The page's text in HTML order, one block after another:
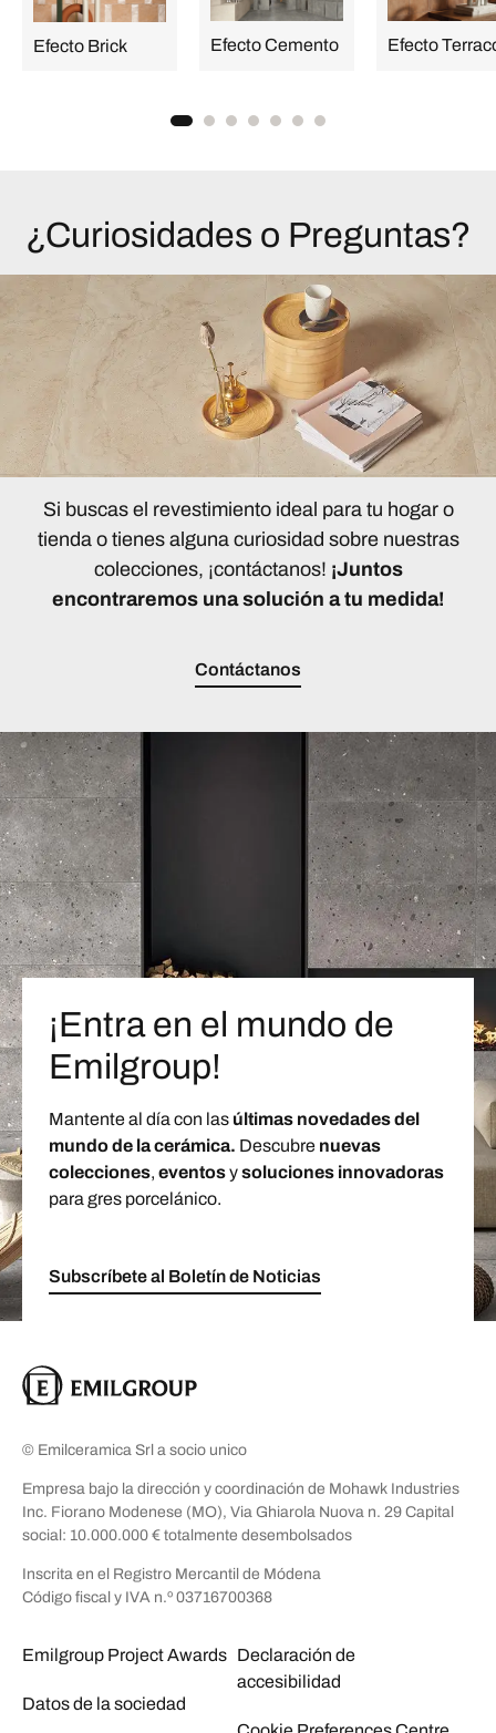
Efecto Brick Efecto Cemento Efecto
¿Curiosidades o Preguntas?
Si buscas el revestimiento ideal para tu hogar o
tienda o tienes alguna curiosidad sobre nuestras
colecciones, ¡contáctanos! ¡Juntos
encontraremos una solución a tu medida!
Contáctanos
¡Entra en el mundo de
Emilgroup!
Mantente al día con las últimas novedades del
mundo de la cerámica. Descubre nuevas
colecciones, eventosysoluciones innovadoras
para gres porcelánico.
Subscríbete al Boletín de Noticias
© Emilceramica Srl a socio unico
Empresa bajo la dirección y coordinación de Mohawk Industries
Inc. Fiorano Modenese (MO), Via Ghiarola Nuova n. 29 Capital
social: 10.000.000 € totalmente desembolsados
Inscrita en el Registro Mercantil de Módena
Código fiscal y IVA n.º 03716700368
Emilgroup Project Awards
Datos de la sociedad
Declaración de
accesibilidad